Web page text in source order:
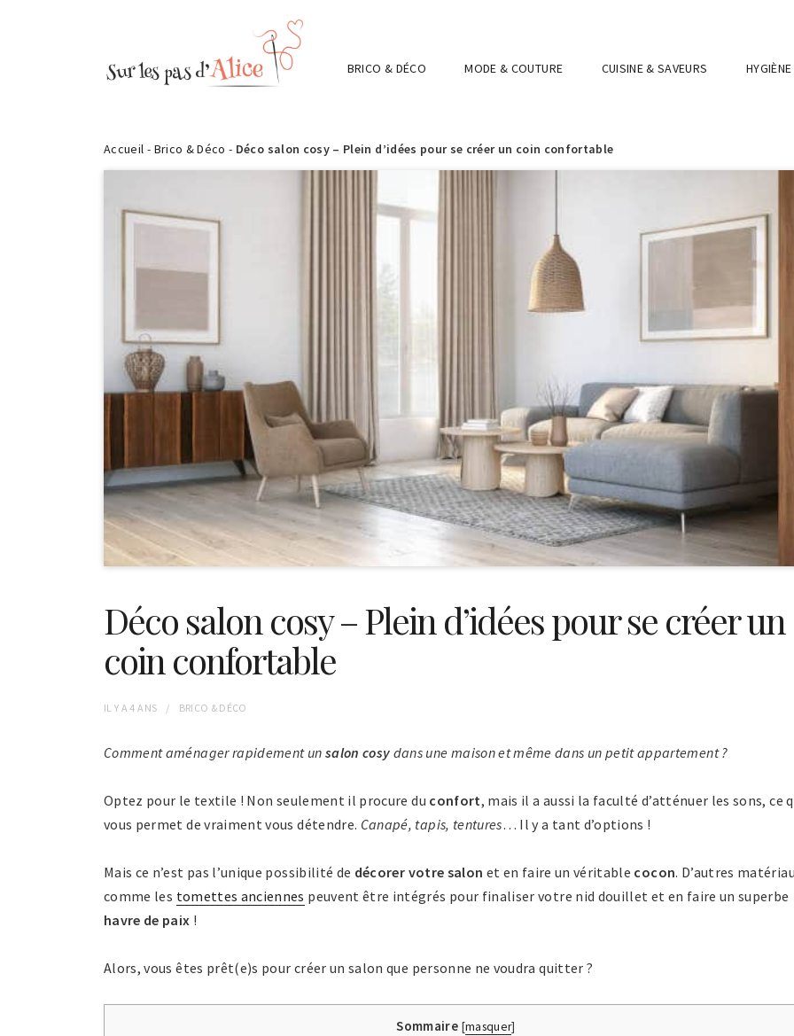
BRICO & DÉCO MODE & COUTURE CUISINE & SAVEURS
Accueil - Brico & Déco - Déco salon cosy – Plein d’idées pour se créer un coin confortable
Déco salon cosy – Plein d’idées pour se créer un
coin confortable
IL Y A4 ANS BRICO & DÉCO
Comment aménager rapidement un salon cosy dans une maison et même dans un petit appartement ?
Optez pour le textile ! Non seulement il procure du confort, mais il a aussi la faculté d’atténuer les sons, ce
vous permet de vraiment vous détendre. Canapé, tapis, tentures… Il y a tant d’options !
Mais ce n’est pas l’unique possibilité de décorer votre salon et en faire un véritable cocon. D’autres
comme les tomettes anciennes peuvent être intégrés pour finaliser votre nid douillet et en faire un superbe
havre de paix !
Alors, vous êtes prêt(e)s pour créer un salon que personne ne voudra quitter ?
Sommaire [masquer]